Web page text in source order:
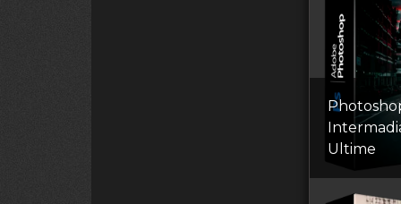
Ultime